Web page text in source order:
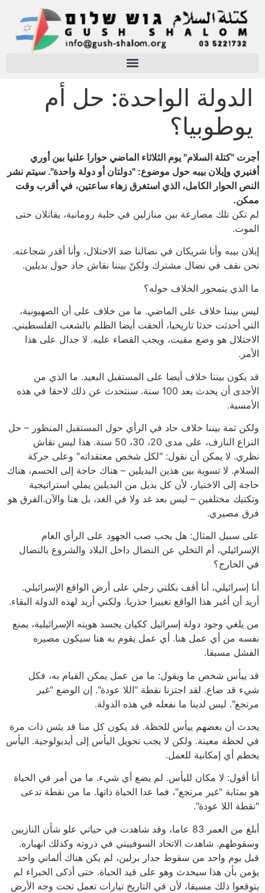
الدولة الواحدة: حل أم
يوطوبيا؟
أجرت "كتلة السلام" يوم الثلاثاء الماضي حوارا علنيا بين أوري
أفنيري وإيلان بيبه حول موضوع: "دولتان أو دولة واحدة". سيتم نشر
النص الحوار الكامل، الذي استغرق زهاء ساعتين، في أقرب وقت
ممكن.
لم تكن تلك مصارعة بين منازلين في حلبة رومانية، يقاتلان حتى
الموت.
إيلان بيبه وأنا شريكان في نضالنا ضد الاحتلال، وأنا أقدر شجاعته.
نحن نقف في نضال مشترك ولكنّ بيننا نقاش حاد حول بديلين.
ما الذي يتمحور الخلاف حوله؟
ليس بيننا خلاف على الماضي. ما من خلاف على أن الصهيونية،
التي أحدثت حدثا تاريخيا، ألحقت أيضا الظلم بالشعب الفلسطيني.
الاحتلال هو وضع مقيت، ويجب القضاء عليه. لا جدال على هذا
الأمر.
قد يكون بيننا خلاف أيضا على المستقبل البعيد. ما الذي من
الأجدى أن يحدث بعد 100 سنة. سنتحدث عن ذلك لاحقا في هذه
الأمسية.
ولكن ثمة بيننا خلاف حاد في الرأي حول المستقبل المنظور – حل
النزاع النازف، على مدى 20، 30، 50 سنة. هذا ليس نقاش
نظري. لا يمكن أن نقول: "لكل شخص معتقداته" وعلى حركة
السلام. لا تسوية بين هذين البديلين – هناك حاجة إلى الحسم، هناك
حاجة إلى الاختيار، لأن كل بديل من البديلين يملي استراتيجية
وتكتيك مختلفين – ليس بعد غد ولا في الغد، بل هنا والآن.الفرق هو
فرق مصيري.
على سبيل المثال: هل يجب صب الجهود على الرأي العام
الإسرائيلي، أم التخلي عن النضال داخل البلاد والشروع بالنضال
في الخارج؟
أنا إسرائيلي، أنا أقف بكلتي رجلي على أرض الواقع الإسرائيلي.
أريد أن أغير هذا الواقع تغييرا جذريا. ولكني أريد لهذه الدولة البقاء.
من يلغي وجود دولة إسرائيل ككيان يجسد هويته الإسرائيلية، يمنع
نفسه من أي عمل هنا. أي عمل يقوم به هنا سيكون مصيره
الفشل مسبقا.
قد ييأس شخص ما ويقول: ما من عمل يمكن القيام به، فكل
شيء قد ضاع. لقد اجتزنا نقطة "اللا عودة". إن الوضع "غير
مرتجع". ليس لدينا ما نفعله في هذه الدولة.
يحدث أن بعضهم ييأس للحظة. قد يكون كل منا قد يئس ذات مرة
في لحظة معينة. ولكن لا يجب تحويل اليأس إلى أيديولوجية. اليأس
يحطم أي إمكانية للعمل.
أنا أقول: لا مكان لليأس. لم يضع أي شيء. ما من أمر في الحياة
هو بمثابة "غير مرتجع"، فما عدا الحياة ذاتها. ما من نقطة تدعى
"نقطة اللا عودة".
أبلغ من العمر 83 عاما، وقد شاهدت في حياتي علو شأن النازيين
وسقوطهم. شاهدت الاتحاد السوفييتي في ذروته وكذلك انهياره.
قبل يوم واحد من سقوط جدار برلين، لم يكن هناك ألماني واحد
يؤمن بأن هذا سيحدث وهو على قيد الحياة. حتى أذكى الخبراء لم
يتوقعوا ذلك مسبقا، لأن في التاريخ تيارات تعمل تحت وجه الأرض